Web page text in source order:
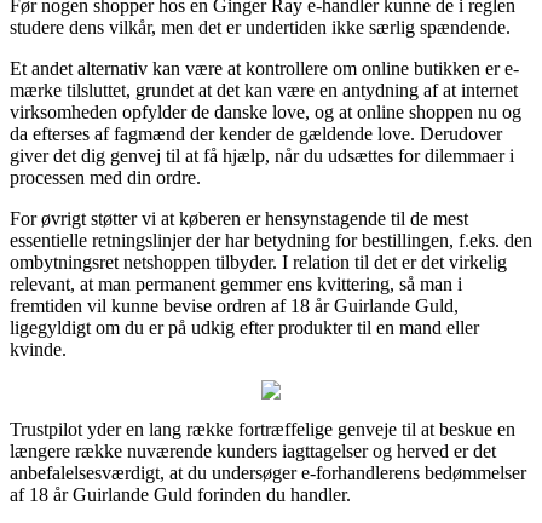
Før nogen shopper hos en Ginger Ray e-handler kunne de i reglen
studere dens vilkår, men det er undertiden ikke særlig spændende.
Et andet alternativ kan være at kontrollere om online butikken er e-
mærke tilsluttet, grundet at det kan være en antydning af at internet
virksomheden opfylder de danske love, og at online shoppen nu og
da efterses af fagmænd der kender de gældende love. Derudover
giver det dig genvej til at få hjælp, når du udsættes for dilemmaer i
processen med din ordre.
For øvrigt støtter vi at køberen er hensynstagende til de mest
essentielle retningslinjer der har betydning for bestillingen, f.eks. den
ombytningsret netshoppen tilbyder. I relation til det er det virkelig
relevant, at man permanent gemmer ens kvittering, så man i
fremtiden vil kunne bevise ordren af 18 år Guirlande Guld,
ligegyldigt om du er på udkig efter produkter til en mand eller
kvinde.
Trustpilot yder en lang række fortræffelige genveje til at beskue en
længere række nuværende kunders iagttagelser og herved er det
anbefalelsesværdigt, at du undersøger e-forhandlerens bedømmelser
af 18 år Guirlande Guld forinden du handler.